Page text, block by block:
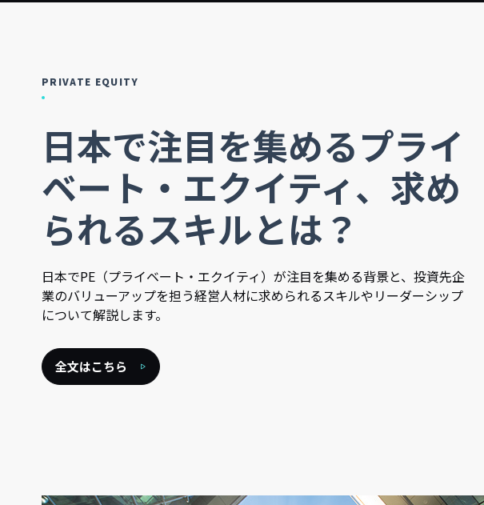
PRIVATE EQUITY
日本で注目を集めるプライ
ベート・エクイティ、求め
られるスキルとは？
日本でPE（プライベート・エクイティ）が注目を集める背景と、投資先企
業のバリューアップを担う経営人材に求められるスキルやリーダーシップ
について解説します。
全文はこちら